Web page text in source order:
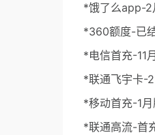
*饿了么app-2
*360额度-已
*电信首充-11
*联通飞宇卡-
*移动首充-1
*联通高流-首